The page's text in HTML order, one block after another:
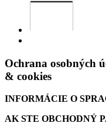
Ochrana osobných
& cookies
INFORMÁCIE O
AK STE OBCHODNÝ